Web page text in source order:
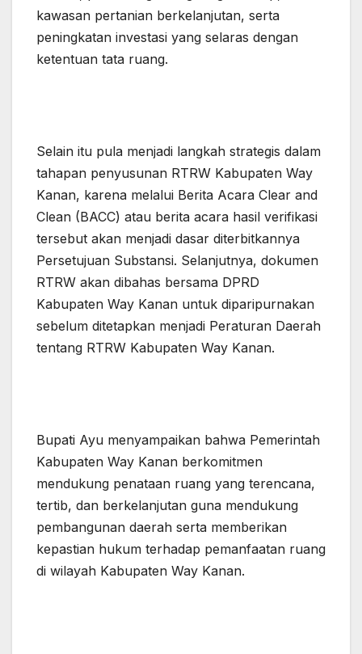
kawasan pertanian berkelanjutan, serta
peningkatan investasi yang selaras dengan
ketentuan tata ruang.
Selain itu pula menjadi langkah strategis dalam
tahapan penyusunan RTRW Kabupaten Way
Kanan, karena melalui Berita Acara Clear and
Clean (BACC) atau berita acara hasil verifikasi
tersebut akan menjadi dasar diterbitkannya
Persetujuan Substansi. Selanjutnya, dokumen
RTRW akan dibahas bersama DPRD
Kabupaten Way Kanan untuk diparipurnakan
sebelum ditetapkan menjadi Peraturan Daerah
tentang RTRW Kabupaten Way Kanan.
Bupati Ayu menyampaikan bahwa Pemerintah
Kabupaten Way Kanan berkomitmen
mendukung penataan ruang yang terencana,
tertib, dan berkelanjutan guna mendukung
pembangunan daerah serta memberikan
kepastian hukum terhadap pemanfaatan ruang
di wilayah Kabupaten Way Kanan.